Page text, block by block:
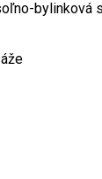
bylinková